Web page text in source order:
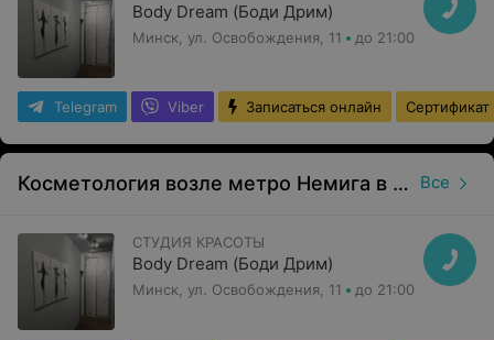
Body Dream (Боди Дрим)
Минск, ул. Освобождения, 11 до 21:00
Telegram Viber Записаться онлайн Сертификат
Косметология возле метро Немига в Минске Все
СТУДИЯ КРАСОТЫ
Body Dream (Боди Дрим)
Минск, ул. Освобождения, 11 до 21:00